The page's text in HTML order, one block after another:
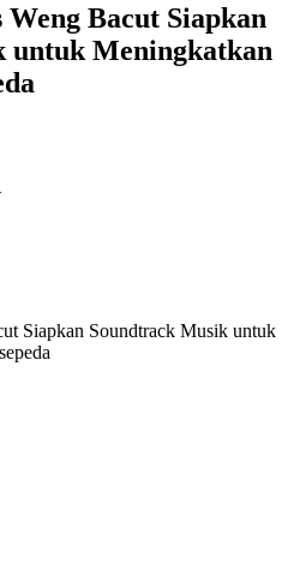
Bacut Siapkan
untuk Meningkatkan
Siapkan Soundtrack Musik untuk